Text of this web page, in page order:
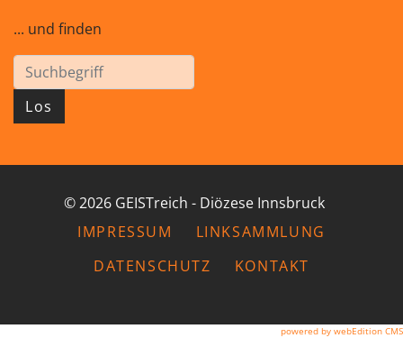
... und finden
Los
© 2026 GEISTreich - Diözese Innsbruck
IMPRESSUM
LINKSAMMLUNG
DATENSCHUTZ
KONTAKT
powered by webEdition CMS